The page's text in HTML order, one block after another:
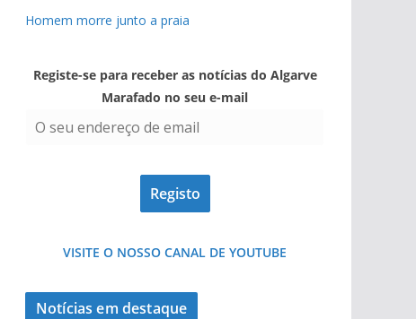
Homem morre junto a praia
Registe-se para receber as notícias do Algarve
Marafado no seu e-mail
VISITE O NOSSO CANAL DE YOUTUBE
Notícias em destaque